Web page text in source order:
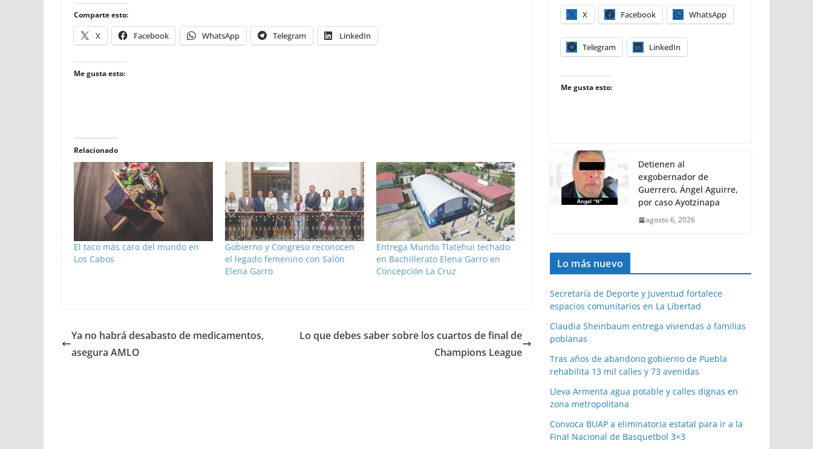
Comparte esto:
X Facebook WhatsApp Telegram LinkedIn
Me gusta esto:
Relacionado
El taco más caro del mundo en
Los Cabos
Gobierno y Congreso reconocen
el legado femenino con Salón
Elena Garro
Entrega Mundo Tlatehui techado
en Bachillerato Elena Garro en
Concepción La Cruz
Ya no habrá desabasto de medicamentos,
asegura AMLO
Lo que debes saber sobre los cuartos de final de
Champions League
X Facebook WhatsApp
Telegram LinkedIn
Me gusta esto:
Detienen al
exgobernador de
Guerrero, Ángel Aguirre,
por caso Ayotzinapa
agosto 6, 2026
Lo más nuevo
Secretaría de Deporte y Juventud fortalece
espacios comunitarios en La Libertad
Claudia Sheinbaum entrega viviendas a familias
poblanas
Tras años de abandono gobierno de Puebla
rehabilita 13 mil calles y 73 avenidas
Lleva Armenta agua potable y calles dignas en
zona metropolitana
Convoca BUAP a eliminatoria estatal para ir a la
Final Nacional de Basquetbol 3×3